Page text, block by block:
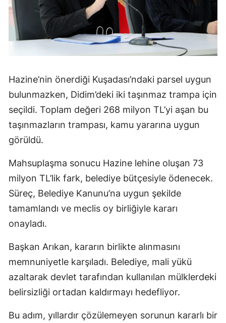
Hazine’nin önerdiği Kuşadası’ndaki parsel uygun
bulunmazken, Didim’deki iki taşınmaz trampa için
seçildi. Toplam değeri 268 milyon TL’yi aşan bu
taşınmazların trampası, kamu yararına uygun
görüldü.
Mahsuplaşma sonucu Hazine lehine oluşan 73
milyon TL’lik fark, belediye bütçesiyle ödenecek.
Süreç, Belediye Kanunu’na uygun şekilde
tamamlandı ve meclis oy birliğiyle kararı
onayladı.
Başkan Arıkan, kararın birlikte alınmasını
memnuniyetle karşıladı. Belediye, mali yükü
azaltarak devlet tarafından kullanılan mülklerdeki
belirsizliği ortadan kaldırmayı hedefliyor.
Bu adım, yıllardır çözülemeyen sorunun kararlı bir